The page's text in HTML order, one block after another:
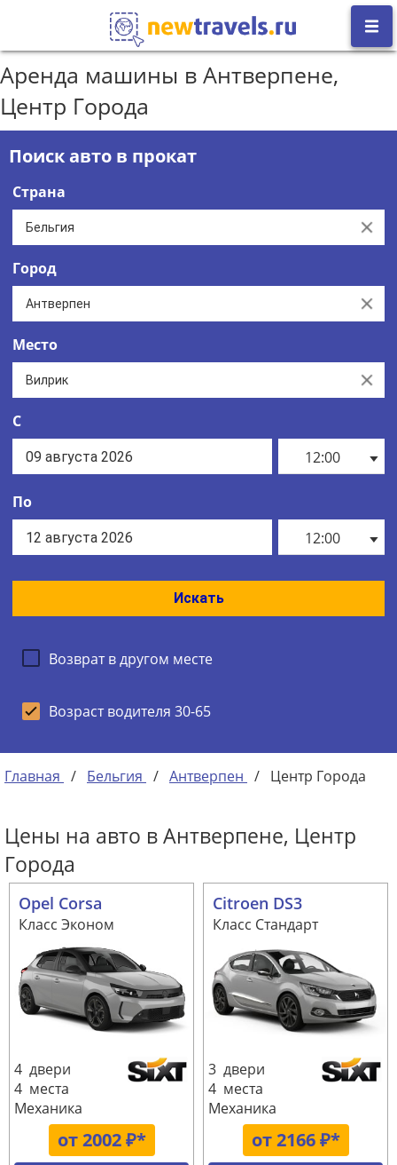
Аренда машины в Антверпене,
Центр Города
Поиск авто в прокат
Страна
Clear
Город
Clear
Место
Clear
С
12:00
По
12:00
Искать
Возврат в другом месте
Возраст водителя 30-65
Главная / Бельгия / Антверпен / Центр Города
Цены на авто в Антверпене, Центр
Города
Opel Corsa
Класс Эконом
от 2002 ₽*
4 двери
4 места
Механика
Citroen DS3
Класс Стандарт
от 2166 ₽*
3 двери
4 места
Механика